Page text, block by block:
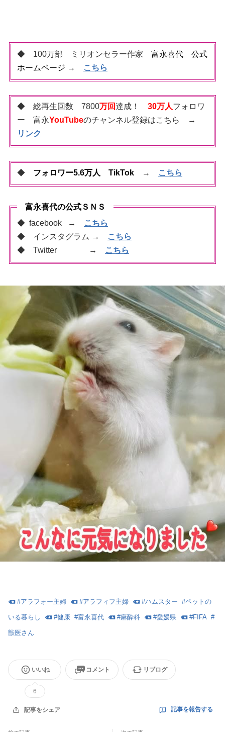
◆ 100万部 ミリオンセラー作家 富永喜代 公式
ホームページ → こちら
◆ 総再生回数 7800万回達成！ 30万人フォロワ
ー 富永YouTubeのチャンネル登録はこちら →
リンク
◆ フォロワー5.6万人 TikTok → こちら
富永喜代の公式ＳＮＳ
◆ facebook →
こちら
◆ インスタグラム →
こちら
◆ Twitter
→ こちら
#アラフォー主婦 #アラフィフ主婦 #ハムスター #ペットの
いる暮らし #健康 #富永喜代 #麻酔科 #愛媛県 #FIFA #
獣医さん
いいね
6
コメント リブログ
記事をシェア 記事を報告する